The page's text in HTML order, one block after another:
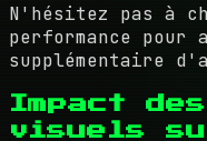
N'hésitez pas à
performance pour
supplémentaire
Impact
visuels